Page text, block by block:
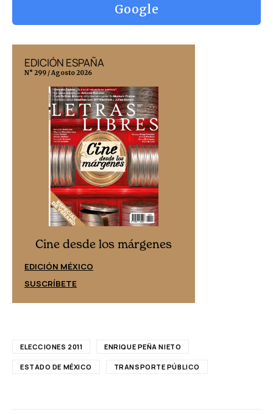
Google
EDICIÓN ESPAÑA
N° 299 / Agosto 2026
Cine desde los márgenes
EDICIÓN MÉXICO
SUSCRÍBETE
ELECCIONES 2011 ENRIQUE PEÑA NIETO
ESTADO DE MÉXICO TRANSPORTE PÚBLICO